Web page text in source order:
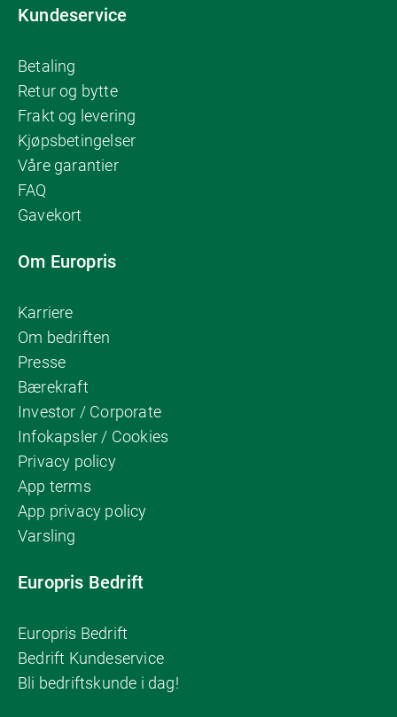
Kundeservice
Betaling
Retur og bytte
Frakt og levering
Kjøpsbetingelser
Våre garantier
FAQ
Gavekort
Om Europris
Karriere
Om bedriften
Presse
Bærekraft
Investor / Corporate
Infokapsler / Cookies
Privacy policy
App terms
App privacy policy
Varsling
Europris Bedrift
Europris Bedrift
Bedrift Kundeservice
Bli bedriftskunde i dag!